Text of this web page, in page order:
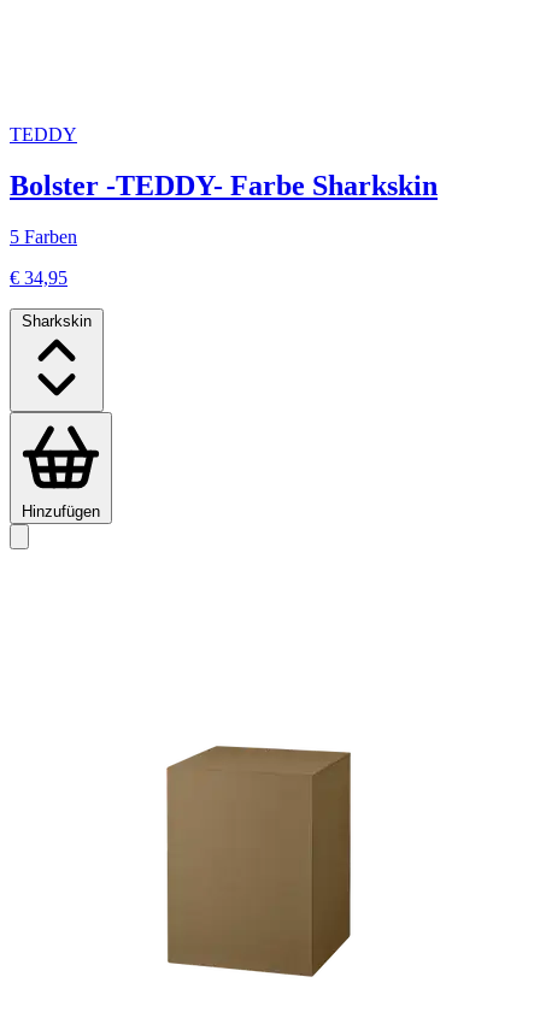
TEDDY
Bolster -TEDDY- Farbe Sharkskin
5 Farben
€ 34,95
Sharkskin
Hinzufügen